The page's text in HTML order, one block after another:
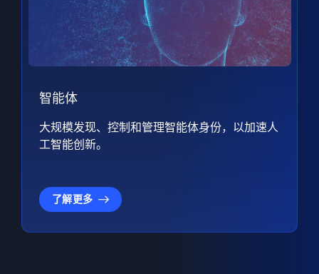
智能体
大规模发现、控制和管理智能体身份，以加速人
工智能创新。
了解更多